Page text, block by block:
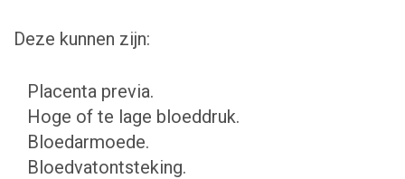
Deze kunnen zijn:
Placenta previa.
Hoge of te lage bloeddruk.
Bloedarmoede.
Bloedvatontsteking.